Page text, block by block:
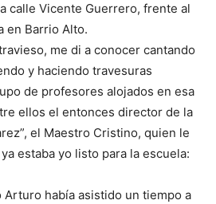
calle Vicente Guerrero, frente al
en Barrio Alto.
me di a conocer cantando
y haciendo travesuras
de profesores alojados en esa
ellos el entonces director de la
el Maestro Cristino, quien le
estaba yo listo para la escuela:
Arturo había asistido un tiempo a